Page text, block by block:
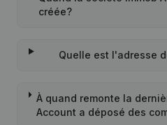
créée?
Quelle est l'adresse
À quand remonte la
Account a déposé des